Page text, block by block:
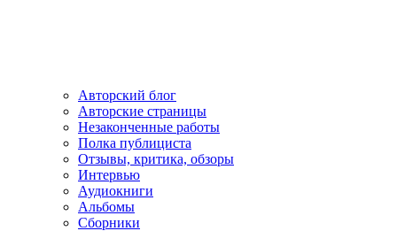
Авторский блог
Авторские страницы
Незаконченные работы
Полка публициста
Отзывы, критика, обзоры
Интервью
Аудиокниги
Альбомы
Сборники